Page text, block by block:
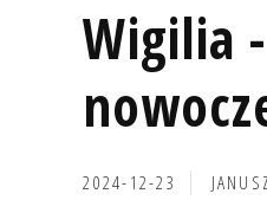
Wigilia
2024-12-23